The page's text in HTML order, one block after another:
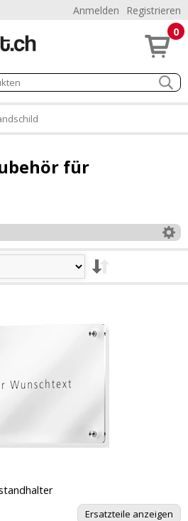
Anmelden Registrieren
0
für
Ersatzteile anzeigen